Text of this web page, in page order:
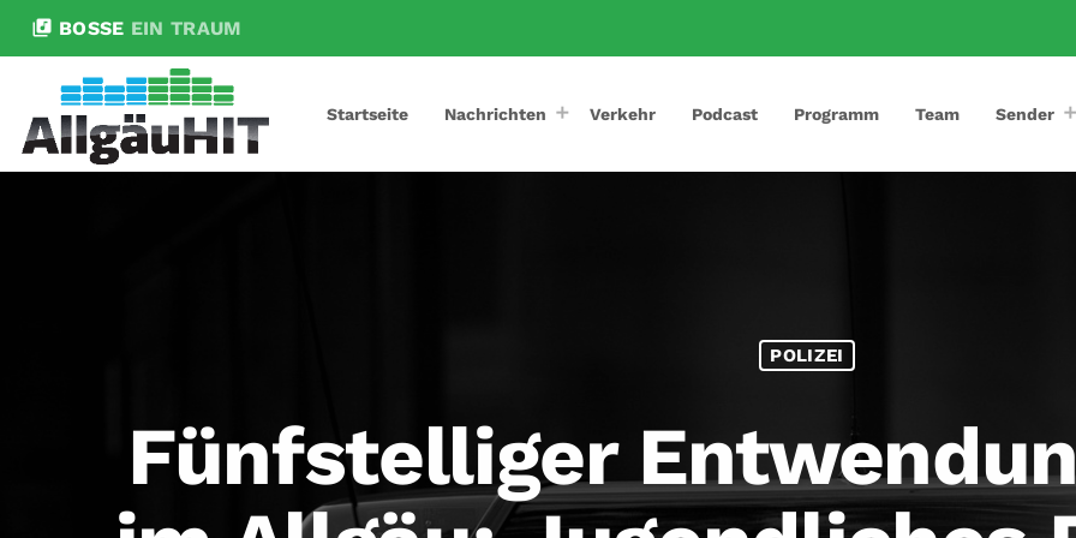
library_music BOSSE EIN TRAUM
Startseite Nachrichten Verkehr Podcast Programm Team Sender
POLIZEI
Fünfstelliger